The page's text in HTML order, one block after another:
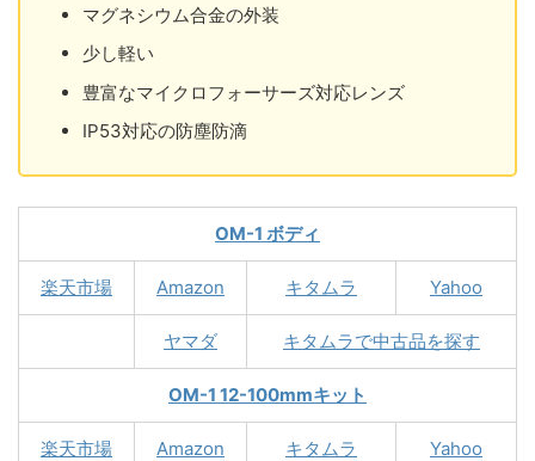
マグネシウム合金の外装
少し軽い
豊富なマイクロフォーサーズ対応レンズ
IP53対応の防塵防滴
OM-1 ボディ
楽天市場 Amazon キタムラ Yahoo
ヤマダ キタムラで中古品を探す
OM-1 12-100mmキット
楽天市場 Amazon キタムラ Yahoo